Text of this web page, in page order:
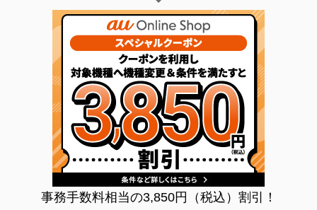
事務手数料相当の3,850円（税込）割引！